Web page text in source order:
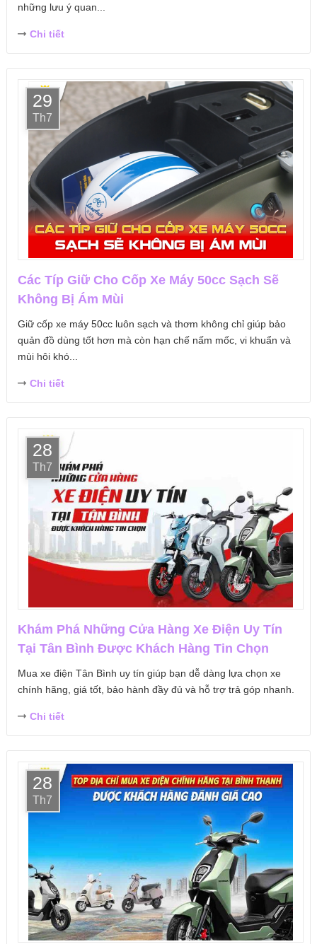
những lưu ý quan...
Chi tiết
29
Th7
Các Típ Giữ Cho Cốp Xe Máy 50cc Sạch Sẽ
Không Bị Ám Mùi
Giữ cốp xe máy 50cc luôn sạch và thơm không chỉ giúp bảo
quản đồ dùng tốt hơn mà còn hạn chế nấm mốc, vi khuẩn và
mùi hôi khó...
Chi tiết
28
Th7
Khám Phá Những Cửa Hàng Xe Điện Uy Tín
Tại Tân Bình Được Khách Hàng Tin Chọn
Mua xe điện Tân Bình uy tín giúp bạn dễ dàng lựa chọn xe
chính hãng, giá tốt, bảo hành đầy đủ và hỗ trợ trả góp nhanh.
Chi tiết
28
Th7